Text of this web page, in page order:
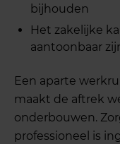
bijhouden
Het zakelijke
aantoonbaar
Een aparte
maakt de aftrek
onderbouwen.
professioneel is